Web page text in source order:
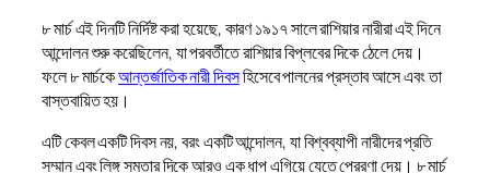
৮ মার্চ এই দিনটি নির্দিষ্ট করা হয়েছে, কারণ ১৯১৭ সালে রাশিয়ার নারীরা এই দিনে
আন্দোলন শুরু করেছিলেন, যা পরবর্তীতে রাশিয়ার বিপ্লবের দিকে ঠেলে দেয়।
ফলে ৮ মার্চকেআন্তর্জাতিক নারী দিবসহিসেবে পালনের প্রস্তাব আসে এবং তা
বাস্তবায়িত হয়।
এটি কেবল একটি দিবস নয়, বরং একটি আন্দোলন, যা বিশ্বব্যাপী নারীদের প্রতি
সম্মান এবং লিঙ্গ সমতার দিকে আরও এক ধাপ এগিয়ে যেতে প্রেরণা দেয়। ৮ মার্চ